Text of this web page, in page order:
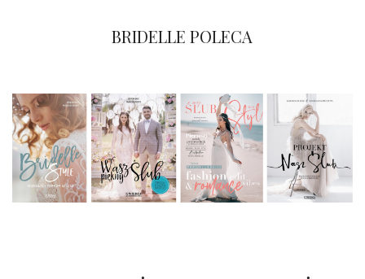
BRIDELLE POLECA
BRIDELLE POLECA